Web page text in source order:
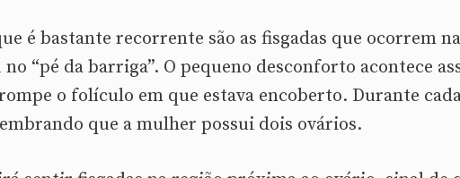
é bastante recorrente são as fisgadas que ocorrem na
“pé da barriga”. O pequeno desconforto acontece
o folículo em que estava encoberto. Durante
que a mulher possui dois ovários.